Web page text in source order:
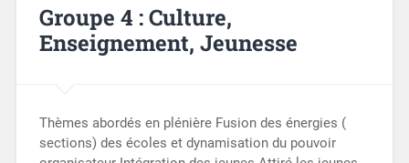
Groupe 4 : Culture,
Enseignement, Jeunesse
Thèmes abordés en plénière Fusion des énergies (
sections) des écoles et dynamisation du pouvoir